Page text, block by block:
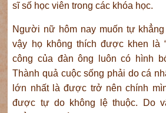
sĩ số học viên trong các khóa học.
Người nữ hôm nay muốn tự
vậy họ không thích được khen là
công của đàn ông luôn có hình
Thành quả cuộc sống phải do cá
lớn nhất là được trở nên chính
được tự do không lệ thuộc. Do